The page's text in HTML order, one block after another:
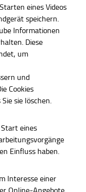
eines Videos
speichern.
Informationen
Diese
um
und
Cookies
sie löschen.
eines
Einfluss haben.
Interesse einer